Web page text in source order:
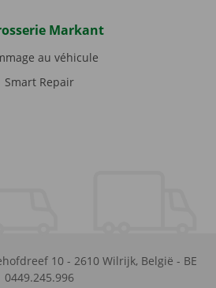
Markant
au véhicule
Smart Repair
10 - 2610 Wilrijk, België - BE
0449.245.996